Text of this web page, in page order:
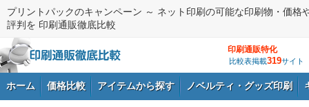
プリントパックのキャンペーン ～ ネット印刷の可能な印刷物・価格
評判を 印刷通販徹底比較
印刷通販特化
比較表掲載319サイト
ホーム 価格比較 アイテムから探す ノベルティ・グッズ印刷